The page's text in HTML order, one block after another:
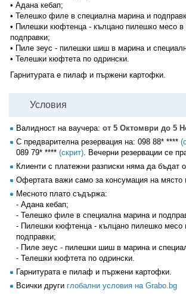
• Адана кебап;
• Телешко филе в специална марина и
• Пилешки кюфтенца - кълцано пилешко месо в
подправки;
• Пиле зеус - пилешки шиш в марина и
• Телешки кюфтета по одрински.
Гарнитурата е пилаф и пържени картофки.
Условия
Валидност на ваучера: от 5 Октомври до 5
С предварителна резервация на: 098 88* ****
089 79* **** (скрит). Вечерни резервации се
Клиенти с платежни разписки няма да бъдат
Офертата важи само за консумация на място
Месното плато съдържа:
- Адана кебап;
- Телешко филе в специална марина и
- Пилешки кюфтенца - кълцано пилешко месо
подправки;
- Пиле зеус - пилешки шиш в марина и
- Телешки кюфтета по одрински.
Гарнитурата е пилаф и пържени картофки.
Всички други глобални условия на Grabo.bg